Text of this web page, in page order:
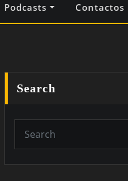
Podcasts Contactos
Search